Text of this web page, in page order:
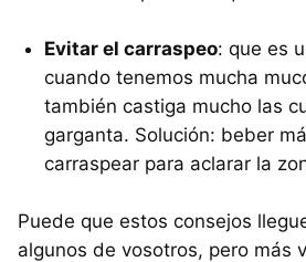
Evitar el carraspeo: que es
cuando tenemos mucha
también castiga mucho las
garganta. Solución: beber
carraspear para aclarar la
Puede que estos consejos
algunos de vosotros, pero más